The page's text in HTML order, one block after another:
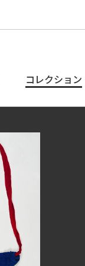
コレクション